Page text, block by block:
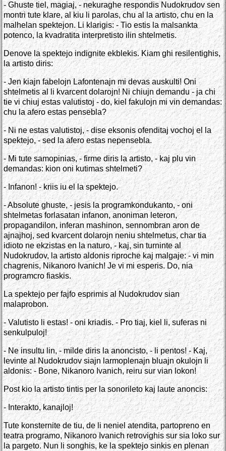
- Ghuste tiel, magiaj, - nekuraghe respondis Nudokrudov sen
montri tute klare, al kiu li parolas, chu al la artisto, chu en la
malhelan spektejon. Li klarigis: - Tio estis la malsankta
potenco, la kvadratita interpretisto ilin shtelmetis.
Denove la spektejo indignite ekblekis. Kiam ghi resilentighis,
la artisto diris:
- Jen kiajn fabelojn Lafontenajn mi devas auskulti! Oni
shtelmetis al li kvarcent dolarojn! Ni chiujn demandu - ja chi
tie vi chiuj estas valutistoj - do, kiel fakulojn mi vin demandas:
chu la afero estas pensebla?
- Ni ne estas valutistoj, - dise eksonis ofenditaj vochoj el la
spektejo, - sed la afero estas nepensebla.
- Mi tute samopinias, - firme diris la artisto, - kaj plu vin
demandas: kion oni kutimas shtelmeti?
- Infanon! - kriis iu el la spektejo.
- Absolute ghuste, - jesis la programkondukanto, - oni
shtelmetas forlasatan infanon, anoniman leteron,
propagandilon, inferan mashinon, sennombran aron de
ajnajhoj, sed kvarcent dolarojn neniu shtelmetus, char tia
idioto ne ekzistas en la naturo, - kaj, sin turninte al
Nudokrudov, la artisto aldonis riproche kaj malgaje: - vi min
chagrenis, Nikanoro Ivanich! Je vi mi esperis. Do, nia
programcro fiaskis.
La spektejo per fajfo esprimis al Nudokrudov sian
malaprobon.
- Valutisto li estas! - oni kriadis. - Pro tiaj, kiel li, suferas ni
senkulpuloj!
- Ne insultu lin, - milde diris la anoncisto, - li pentos! - Kaj,
levinte al Nudokrudov siajn larmoplenajn bluajn okulojn li
aldonis: - Bone, Nikanoro Ivanich, reiru sur vian lokon!
Post kio la artisto tintis per la sonorileto kaj laute anoncis:
- Interakto, kanajloj!
Tute konsternite de tiu, de li neniel atendita, partopreno en
teatra programo, Nikanoro Ivanich retrovighis sur sia loko sur
la pargeto. Nun li songhis, ke la spektejo sinkis en plenan